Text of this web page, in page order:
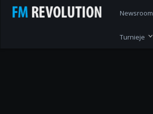
Newsroom
Turnieje